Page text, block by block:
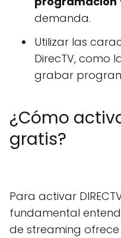
demanda.
Utilizar las
DirecTV, como
grabar
¿Cómo
gratis?
Para activar
fundamental
de streaming